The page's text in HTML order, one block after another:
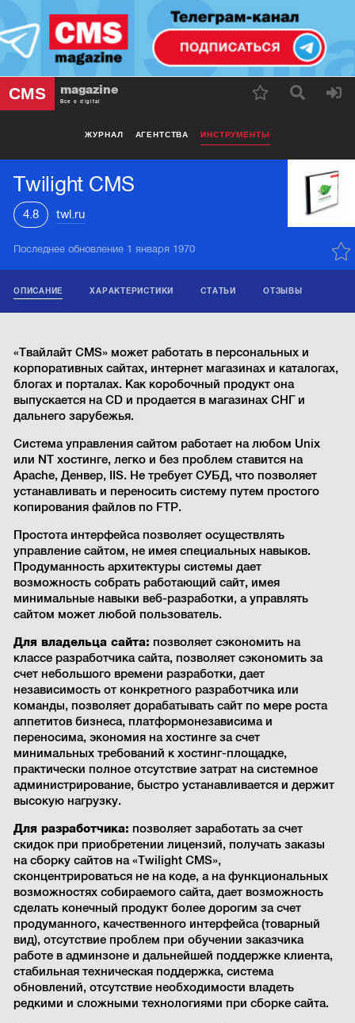
CMS magazine
Все о digital
ЖУРНАЛ АГЕНТСТВА ИНСТРУМЕНТЫ
Twilight CMS
4.8 twl.ru
Последнее обновление 1 января 1970
ОПИСАНИЕ ХАРАКТЕРИСТИКИ СТАТЬИ ОТЗЫВЫ
«Твайлайт CMS» может работать в персональных и
корпоративных сайтах, интернет магазинах и каталогах,
блогах и порталах. Как коробочный продукт она
выпускается на CD и продается в магазинах СНГ и
дальнего зарубежья.
Система управления сайтом работает на любом Unix
или NT хостинге, легко и без проблем ставится на
Apache, Денвер, IIS. Не требует СУБД, что позволяет
устанавливать и переносить систему путем простого
копирования файлов по FTP.
Простота интерфейса позволяет осуществлять
управление сайтом, не имея специальных навыков.
Продуманность архитектуры системы дает
возможность собрать работающий сайт, имея
минимальные навыки веб-разработки, а управлять
сайтом может любой пользователь.
Для владельца сайта: позволяет сэкономить на
классе разработчика сайта, позволяет сэкономить за
счет небольшого времени разработки, дает
независимость от конкретного разработчика или
команды, позволяет дорабатывать сайт по мере роста
аппетитов бизнеса, платформонезависима и
переносима, экономия на хостинге за счет
минимальных требований к хостинг-площадке,
практически полное отсутствие затрат на системное
администрирование, быстро устанавливается и держит
высокую нагрузку.
Для разработчика: позволяет заработать за счет
скидок при приобретении лицензий, получать заказы
на сборку сайтов на «Twilight CMS»,
сконцентрироваться не на коде, а на функциональных
возможностях собираемого сайта, дает возможность
сделать конечный продукт более дорогим за счет
продуманного, качественного интерфейса (товарный
вид), отсутствие проблем при обучении заказчика
работе в админзоне и дальнейшей поддержке клиента,
стабильная техническая поддержка, система
обновлений, отсутствие необходимости владеть
редкими и сложными технологиями при сборке сайта.